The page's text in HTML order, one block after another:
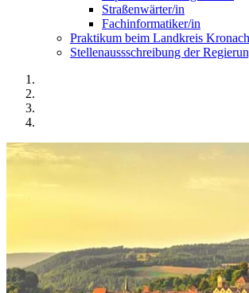
Straßenwärter/in
Fachinformatiker/in
Praktikum beim Landkreis Kronach
Stellenaussschreibung der